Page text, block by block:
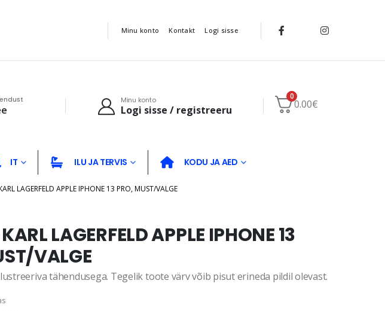
Minu konto Kontakt Logi sisse
Minu konto
Logi sisse / registreeru
0
0.00€
IT ILU JA TERVIS KODU JA AED
LAGERFELD APPLE IPHONE 13 PRO, MUST/VALGE
LAGERFELD APPLE IPHONE 13
VALGE
tähendusega. Tegelik toote värv võib pisut erineda pildil olevast.